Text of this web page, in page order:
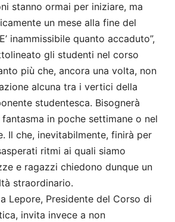
stanno ormai per iniziare, ma
un mese alla fine del
inammissibile quanto accaduto”,
gli studenti nel corso
più che, ancora una volta, non
alcuna tra i vertici della
studentesca. Bisognerà
in poche settimane o nel
Il che, inevitabilmente, finirà per
ritmi ai quali siamo
e ragazzi chiedono dunque un
straordinario.
Lepore, Presidente del Corso di
invita invece a non